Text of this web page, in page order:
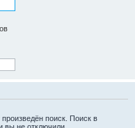
поиск. Поиск в